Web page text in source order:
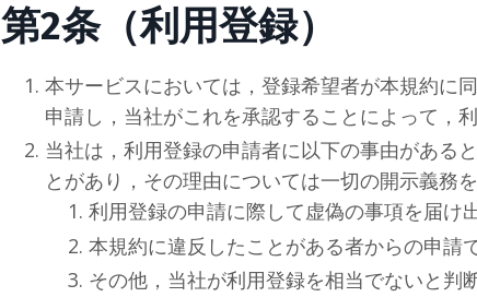
第2条（利用登録）
本サービスにおいては，登録希望者が本規約に
申請し，当社がこれを承認することによって，
当社は，利用登録の申請者に以下の事由がある
とがあり，その理由については一切の開示義務
利用登録の申請に際して虚偽の事項を届け
本規約に違反したことがある者からの申請
その他，当社が利用登録を相当でないと判